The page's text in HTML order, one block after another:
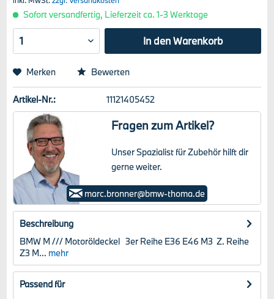
Sofort versandfertig, Lieferzeit ca. 1-3 Werktage
In den Warenkorb
Merken Bewerten
Artikel-Nr.: 11121405452
Fragen zum Artikel?
Unser Spazialist für Zubehör hilft dir
gerne weiter.
marc.bronner@bmw-thoma.de
Marc Bronner
Beschreibung
BMW M /// Motoröldeckel 3er Reihe E36 E46 M3 Z. Reihe
Z3 M... mehr
Passend für